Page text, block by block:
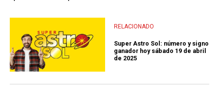
RELACIONADO
Super Astro Sol: número y signo
ganador hoy sábado 19 de abril
de 2025